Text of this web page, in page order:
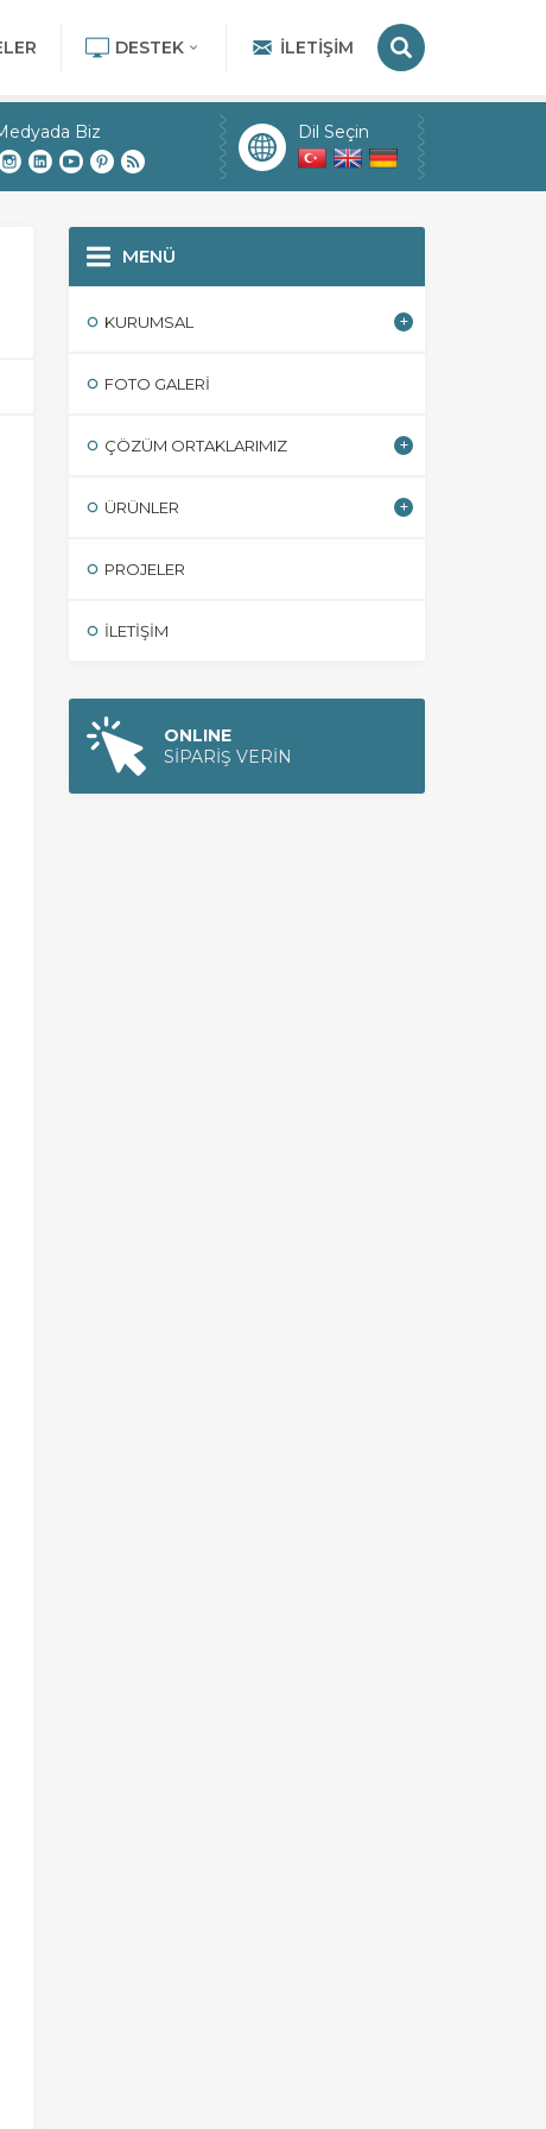
DESTEK İLETIŞIM
Biz Dil Seçin
MENÜ
KURUMSAL
FOTO GALERI
ÇÖZÜM ORTAKLARIMIZ
ÜRÜNLER
PROJELER
İLETIŞIM
ONLINE
SİPARİŞ VERİN